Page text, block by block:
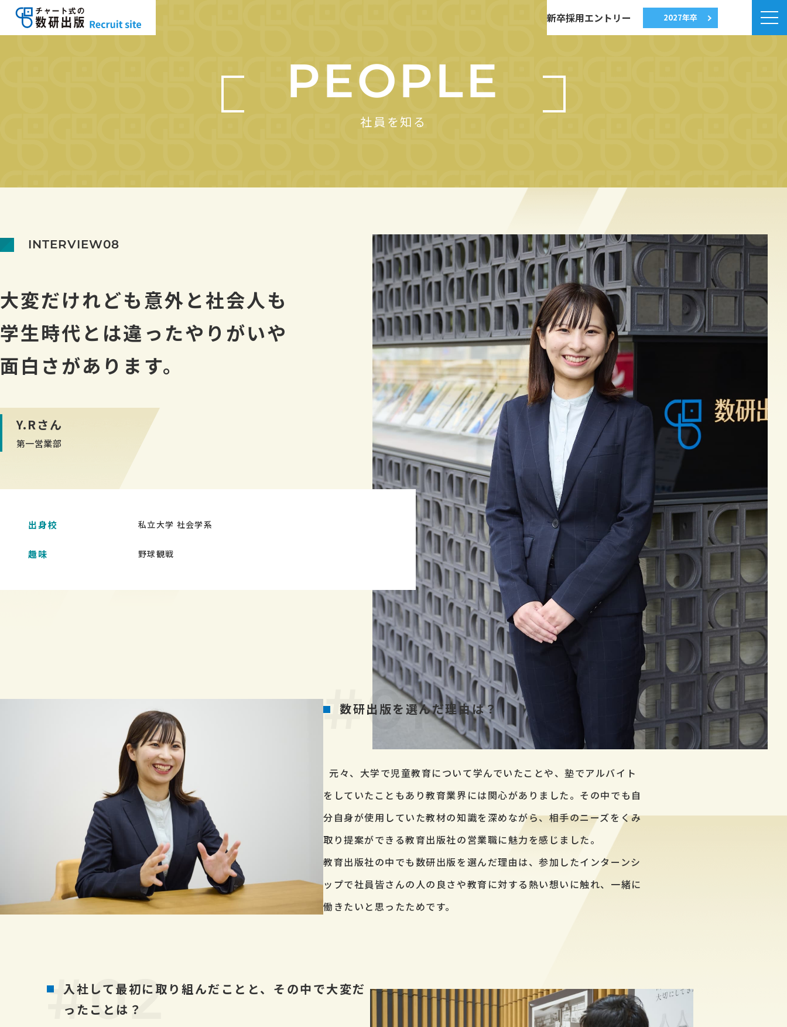
新卒採用エントリー 2027年卒
PEOPLE
社員を知る
INTERVIEW08
大変だけれども意外と社会人も
学生時代とは違ったやりがいや
面白さがあります。
Y.Rさん
第一営業部
出身校 私立大学 社会学系
趣味 野球観戦
数研出版を選んだ理由は？
元々、大学で児童教育について学んでいたことや、塾でアルバイト
をしていたこともあり教育業界には関心がありました。その中でも自
分自身が使用していた教材の知識を深めながら、相手のニーズをくみ
取り提案ができる教育出版社の営業職に魅力を感じました。
教育出版社の中でも数研出版を選んだ理由は、参加したインターンシ
ップで社員皆さんの人の良さや教育に対する熱い想いに触れ、一緒に
働きたいと思ったためです。
入社して最初に取り組んだことと、その中で大変だ
ったことは？